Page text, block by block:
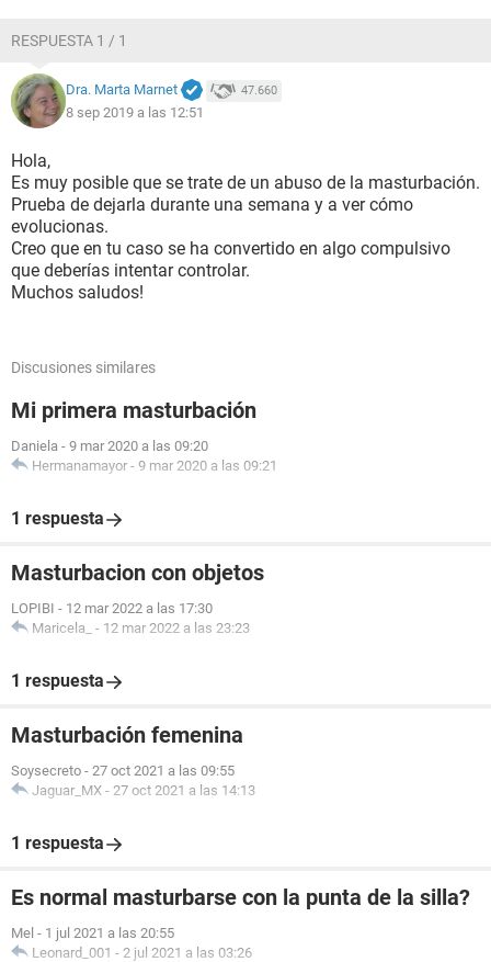
RESPUESTA 1 / 1
Dra. Marta Marnet 47.660
8 sep 2019 a las 12:51
Hola,
Es muy posible que se trate de un abuso de la masturbación.
Prueba de dejarla durante una semana y a ver cómo
evolucionas.
Creo que en tu caso se ha convertido en algo compulsivo
que deberías intentar controlar.
Muchos saludos!
Discusiones similares
Mi primera masturbación
Daniela - 9 mar 2020 a las 09:20
Hermanamayor - 9 mar 2020 a las 09:21
1 respuesta
Masturbacion con objetos
LOPIBI - 12 mar 2022 a las 17:30
Maricela_
- 12 mar 2022 a las 23:23
1 respuesta
Masturbación femenina
Soysecreto - 27 oct 2021 a las 09:55
Jaguar_MX - 27 oct 2021 a las 14:13
1 respuesta
Es normal masturbarse con la punta de la silla?
Mel - 1 jul 2021 a las 20:55
Leonard_001 - 2 jul 2021 a las 03:26